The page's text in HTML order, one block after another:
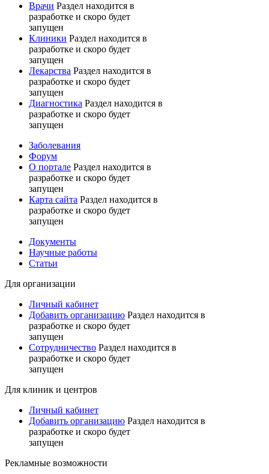
Врачи Раздел находится в
разработке и скоро будет
запущен
Клиники Раздел находится в
разработке и скоро будет
запущен
Лекарства Раздел находится в
разработке и скоро будет
запущен
Диагностика Раздел находится в
разработке и скоро будет
запущен
Заболевания
Форум
О портале Раздел находится в
разработке и скоро будет
запущен
Карта сайта Раздел находится в
разработке и скоро будет
запущен
Документы
Научные работы
Статьи
Для организации
Личный кабинет
Добавить организацию Раздел находится в
разработке и скоро будет
запущен
Сотрудничество Раздел находится в
разработке и скоро будет
запущен
Для клиник и центров
Личный кабинет
Добавить организацию Раздел находится в
разработке и скоро будет
запущен
Рекламные возможности